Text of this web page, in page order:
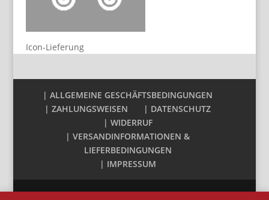
Icon-Lieferung
| ALLGEMEINE GESCHÄFTSBEDINGUNGEN
| ZAHLUNGSWEISEN
| DATENSCHUTZ
| WIDERRUF
| VERSANDINFORMATIONEN &
LIEFERBEDINGUNGEN
| IMPRESSUM